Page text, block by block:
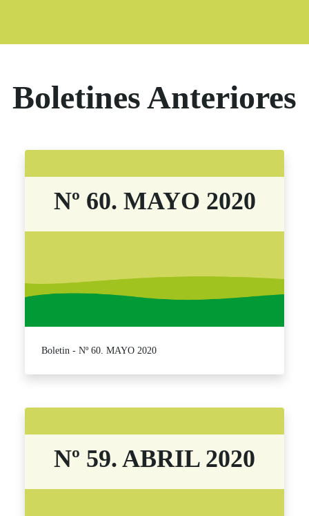
Boletín
Boletines Anteriores
Nº 60. MAYO 2020
Boletin - Nº 60. MAYO 2020
Nº 59. ABRIL 2020